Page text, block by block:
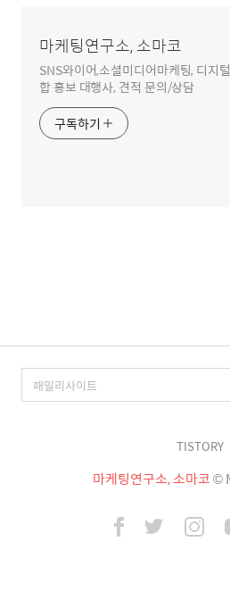
마케팅연구소, 소마코
SNS와이어,소셜미디어마케팅, 디지
합 홍보 대행사, 견적 문의/상담
구독하기
TISTORY
마케팅연구소, 소마코©